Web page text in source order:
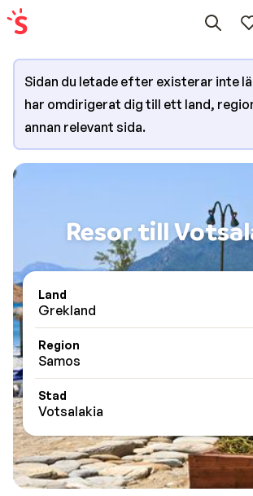
Sidan du letade efter existerar inte
har omdirigerat dig till ett land,
annan relevant sida.
Resor till
Land
Grekland
Region
Samos
Stad
Votsalakia